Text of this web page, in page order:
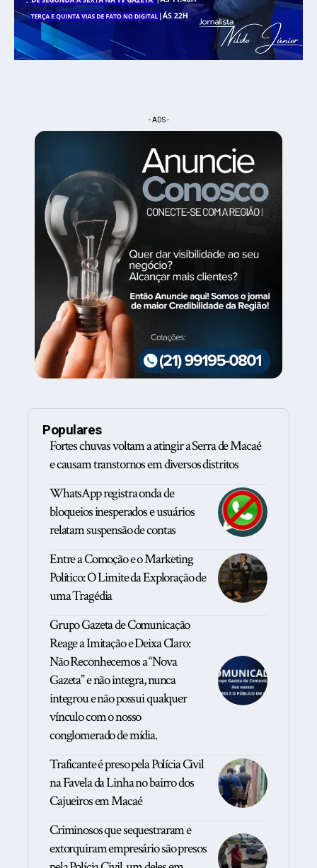
- ADS -
Populares
Fortes chuvas voltam a atingir a Serra de Macaé
e causam transtornos em diversos distritos
WhatsApp registra onda de
bloqueios inesperados e usuários
relatam suspensão de contas
Entre a Comoção e o Marketing
Político: O Limite da Exploração de
uma Tragédia
Grupo Gazeta de Comunicação
Reage a Imitação e Deixa Claro:
Não Reconhecemos a “Nova
Gazeta” e não integra, nunca
integrou e não possui qualquer
vínculo com o nosso
conglomerado de mídia.
Traficante é preso pela Polícia Civil
na Favela da Linha no bairro dos
Cajueiros em Macaé
Criminosos que sequestraram e
extorquiram empresário são presos